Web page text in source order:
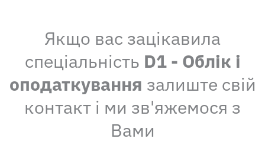
Якщо вас зацікавила
спеціальність D1 - Облік і
оподаткування залиште свій
контакт і ми зв'яжемося з
Вами